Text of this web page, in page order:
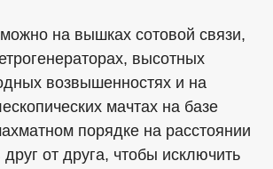
на вышках сотовой связи,
высотных
возвышенностях и на
мачтах на базе
порядке на расстоянии
от друга, чтобы исключить